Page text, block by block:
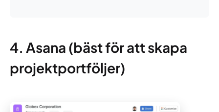
4. Asana (bäst för att skapa
projektportföljer)